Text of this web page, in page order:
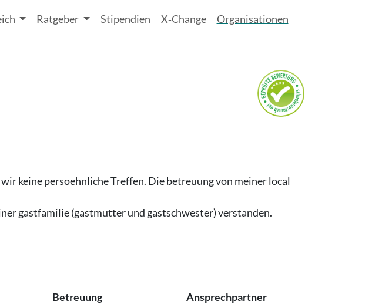
Ratgeber Stipendien X‑Change Organisationen
keine persoehnliche Treffen. Die betreuung von meiner local
gastfamilie (gastmutter und gastschwester) verstanden.
Betreuung Ansprechpartner